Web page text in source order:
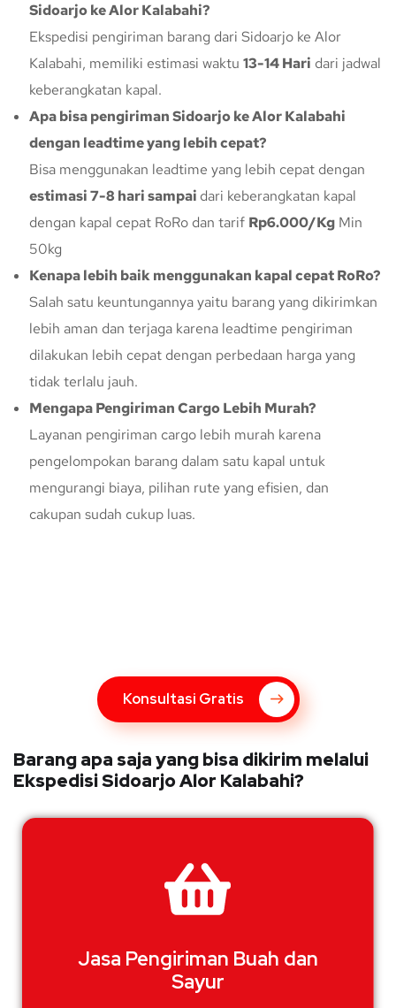
Sidoarjo ke Alor Kalabahi?
Ekspedisi pengiriman barang dari Sidoarjo ke Alor
Kalabahi, memiliki estimasi waktu 13-14 Hari dari jadwal
keberangkatan kapal.
Apa bisa pengiriman Sidoarjo ke Alor Kalabahi
dengan leadtime yang lebih cepat?
Bisa menggunakan leadtime yang lebih cepat dengan
estimasi 7-8 hari sampai dari keberangkatan kapal
dengan kapal cepat RoRo dan tarif Rp6.000/Kg Min
50kg
Kenapa lebih baik menggunakan kapal cepat RoRo?
Salah satu keuntungannya yaitu barang yang dikirimkan
lebih aman dan terjaga karena leadtime pengiriman
dilakukan lebih cepat dengan perbedaan harga yang
tidak terlalu jauh.
Mengapa Pengiriman Cargo Lebih Murah?
Layanan pengiriman cargo lebih murah karena
pengelompokan barang dalam satu kapal untuk
mengurangi biaya, pilihan rute yang efisien, dan
cakupan sudah cukup luas.
Konsultasi Gratis
Barang apa saja yang bisa dikirim melalui
Ekspedisi Sidoarjo Alor Kalabahi?
Jasa Pengiriman Buah dan
Sayur